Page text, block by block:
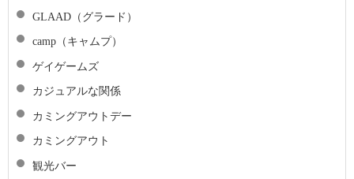
GLAAD（グラード）
camp（キャムプ）
ゲイゲームズ
カジュアルな関係
カミングアウトデー
カミングアウト
観光バー